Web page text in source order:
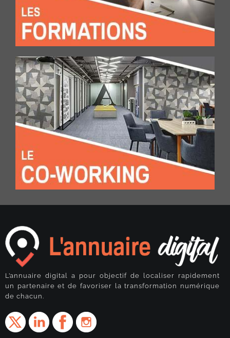
L’annuaire digital a pour objectif de localiser rapidement
un partenaire et de favoriser la transformation numérique
de chacun.